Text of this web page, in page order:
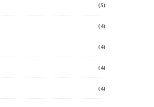
(5)
(4)
(4)
(4)
(4)